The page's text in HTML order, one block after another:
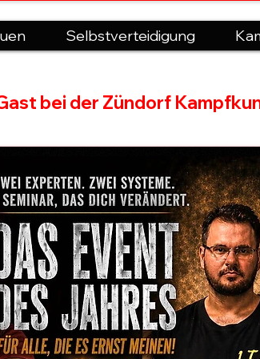
Selbstverteidigung
bei der Zündorf